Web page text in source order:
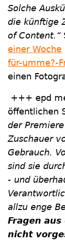
Solche
die künftige
of Content.“
einer Woche
für-umme?-
einen
+++ epd
öffentlichen
der
Zuschauer
Gebrauch.
sind sie
- und
allzu enge
Fragen
nicht